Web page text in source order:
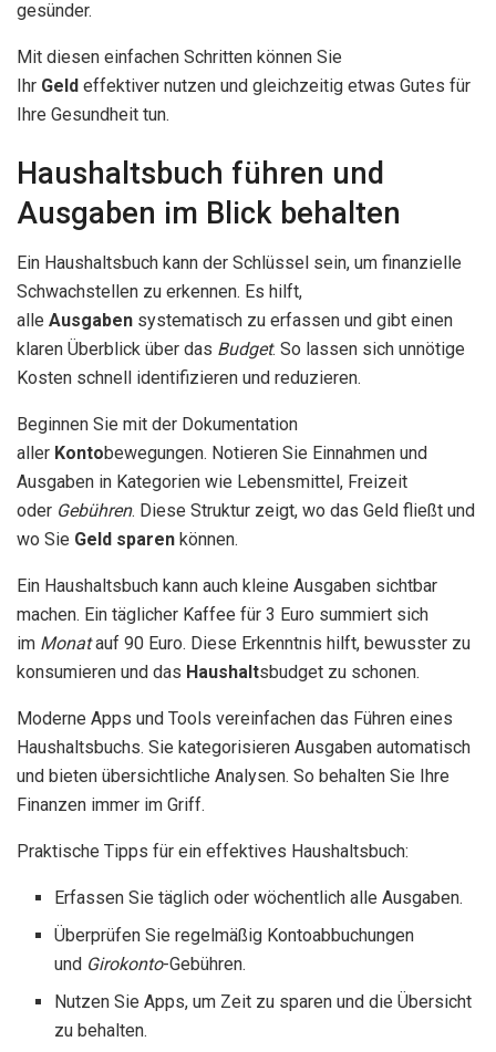
gesünder.
Mit diesen einfachen Schritten können Sie
Ihr Geld effektiver nutzen und gleichzeitig etwas Gutes für
Ihre Gesundheit tun.
Haushaltsbuch führen und
Ausgaben im Blick behalten
Ein Haushaltsbuch kann der Schlüssel sein, um finanzielle
Schwachstellen zu erkennen. Es hilft,
alle Ausgaben systematisch zu erfassen und gibt einen
klaren Überblick über das Budget. So lassen sich unnötige
Kosten schnell identifizieren und reduzieren.
Beginnen Sie mit der Dokumentation
aller Kontobewegungen. Notieren Sie Einnahmen und
Ausgaben in Kategorien wie Lebensmittel, Freizeit
oder Gebühren. Diese Struktur zeigt, wo das Geld fließt und
wo Sie Geld sparen können.
Ein Haushaltsbuch kann auch kleine Ausgaben sichtbar
machen. Ein täglicher Kaffee für 3 Euro summiert sich
im Monatauf 90 Euro. Diese Erkenntnis hilft, bewusster zu
konsumieren und das Haushaltsbudget zu schonen.
Moderne Apps und Tools vereinfachen das Führen eines
Haushaltsbuchs. Sie kategorisieren Ausgaben automatisch
und bieten übersichtliche Analysen. So behalten Sie Ihre
Finanzen immer im Griff.
Praktische Tipps für ein effektives Haushaltsbuch:
Erfassen Sie täglich oder wöchentlich alle Ausgaben.
Überprüfen Sie regelmäßig Kontoabbuchungen
und Girokonto-Gebühren.
Nutzen Sie Apps, um Zeit zu sparen und die Übersicht
zu behalten.